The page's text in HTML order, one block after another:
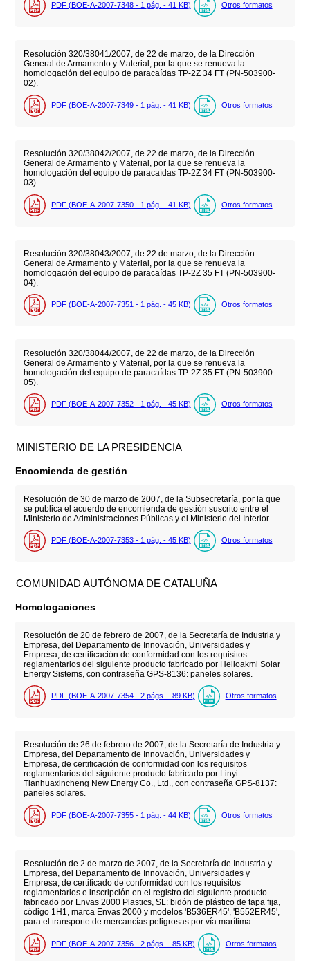
PDF (BOE-A-2007-7348 - 1 pág. - 41 KB) Otros formatos
Resolución 320/38041/2007, de 22 de marzo, de la Dirección
General de Armamento y Material, por la que se renueva la
homologación del equipo de paracaídas TP-2Z 34 FT (PN-503900-
02).
PDF (BOE-A-2007-7349 - 1 pág. - 41 KB) Otros formatos
Resolución 320/38042/2007, de 22 de marzo, de la Dirección
General de Armamento y Material, por la que se renueva la
homologación del equipo de paracaídas TP-2Z 34 FT (PN-503900-
03).
PDF (BOE-A-2007-7350 - 1 pág. - 41 KB) Otros formatos
Resolución 320/38043/2007, de 22 de marzo, de la Dirección
General de Armamento y Material, por la que se renueva la
homologación del equipo de paracaídas TP-2Z 35 FT (PN-503900-
04).
PDF (BOE-A-2007-7351 - 1 pág. - 45 KB) Otros formatos
Resolución 320/38044/2007, de 22 de marzo, de la Dirección
General de Armamento y Material, por la que se renueva la
homologación del equipo de paracaídas TP-2Z 35 FT (PN-503900-
05).
PDF (BOE-A-2007-7352 - 1 pág. - 45 KB) Otros formatos
MINISTERIO DE LA PRESIDENCIA
Encomienda de gestión
Resolución de 30 de marzo de 2007, de la Subsecretaría, por la que
se publica el acuerdo de encomienda de gestión suscrito entre el
Ministerio de Administraciones Públicas y el Ministerio del Interior.
PDF (BOE-A-2007-7353 - 1 pág. - 45 KB) Otros formatos
COMUNIDAD AUTÓNOMA DE CATALUÑA
Homologaciones
Resolución de 20 de febrero de 2007, de la Secretaría de Industria y
Empresa, del Departamento de Innovación, Universidades y
Empresa, de certificación de conformidad con los requisitos
reglamentarios del siguiente producto fabricado por Helioakmi Solar
Energy Sistems, con contraseña GPS-8136: paneles solares.
PDF (BOE-A-2007-7354 - 2 págs. - 89 KB) Otros formatos
Resolución de 26 de febrero de 2007, de la Secretaría de Industria y
Empresa, del Departamento de Innovación, Universidades y
Empresa, de certificación de conformidad con los requisitos
reglamentarios del siguiente producto fabricado por Linyi
Tianhuaxincheng New Energy Co., Ltd., con contraseña GPS-8137:
paneles solares.
PDF (BOE-A-2007-7355 - 1 pág. - 44 KB) Otros formatos
Resolución de 2 de marzo de 2007, de la Secretaría de Industria y
Empresa, del Departamento de Innovación, Universidades y
Empresa, de certificado de conformidad con los requisitos
reglamentarios e inscripción en el registro del siguiente producto
fabricado por Envas 2000 Plastics, SL: bidón de plástico de tapa fija,
código 1H1, marca Envas 2000 y modelos 'B536ER45', 'B552ER45',
para el transporte de mercancías peligrosas por vía marítima.
PDF (BOE-A-2007-7356 - 2 págs. - 85 KB) Otros formatos